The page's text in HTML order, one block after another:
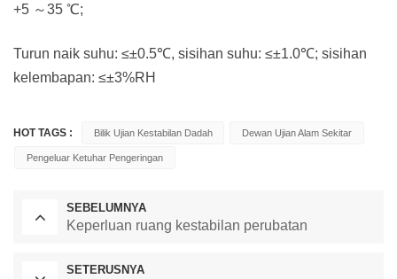
+5 ～35 ℃;
Turun naik suhu: ≤±0.5℃, sisihan suhu: ≤±1.0℃; sisihan
kelembapan: ≤±3%RH
HOT TAGS : Bilik Ujian Kestabilan Dadah Dewan Ujian Alam Sekitar
Pengeluar Ketuhar Pengeringan
SEBELUMNYA
Keperluan ruang kestabilan perubatan
SETERUSNYA